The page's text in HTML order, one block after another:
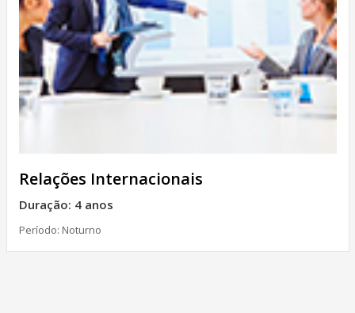
Relações Internacionais
Duração: 4 anos
Período: Noturno